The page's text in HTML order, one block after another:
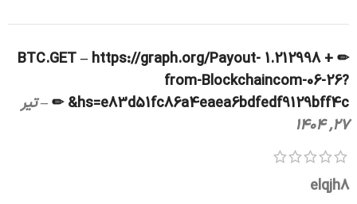
✏ + 1.212998 BTC.GET – https://graph.org/Payout-
from-Blockchaincom-06-26?
hs=e83d51fc86a4eaea6bdfedf9129bff4c& ✏
–تیر
27, 1404
elqjh8